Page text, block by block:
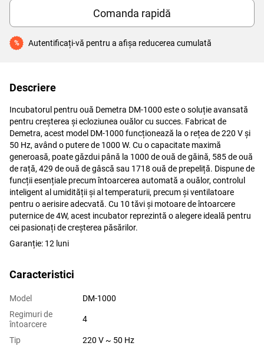
Comanda rapidă
% Autentificați-vă pentru a afișa reducerea cumulată
Descriere
Incubatorul pentru ouă Demetra DM-1000 este o soluție avansată
pentru creșterea și ecloziunea ouălor cu succes. Fabricat de
Demetra, acest model DM-1000 funcționează la o rețea de 220 V și
50 Hz, având o putere de 1000 W. Cu o capacitate maximă
generoasă, poate găzdui până la 1000 de ouă de găină, 585 de ouă
de rață, 429 de ouă de gâscă sau 1718 ouă de prepeliță. Dispune de
funcții esențiale precum întoarcerea automată a ouălor, controlul
inteligent al umidității și al temperaturii, precum și ventilatoare
pentru o aerisire adecvată. Cu 10 tăvi și motoare de întoarcere
puternice de 4W, acest incubator reprezintă o alegere ideală pentru
cei pasionați de creșterea păsărilor.
Garanție: 12 luni
Caracteristici
Model
DM-1000
Regimuri de
întoarcere
4
Tip
220 V ~ 50 Hz